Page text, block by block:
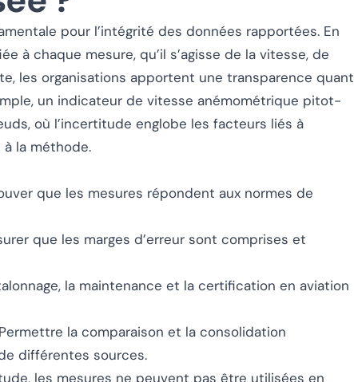
pour l’intégrité des données rapportées. En
à chaque mesure, qu’il s’agisse de la vitesse, de
les organisations apportent une transparence quant
un indicateur de vitesse anémométrique pitot-
où l’incertitude englobe les facteurs liés à
à la méthode.
que les mesures répondent aux normes de
que les marges d’erreur sont comprises et
la maintenance et la certification en aviation
Permettre la comparaison et la consolidation
différentes sources.
les mesures ne peuvent pas être utilisées en